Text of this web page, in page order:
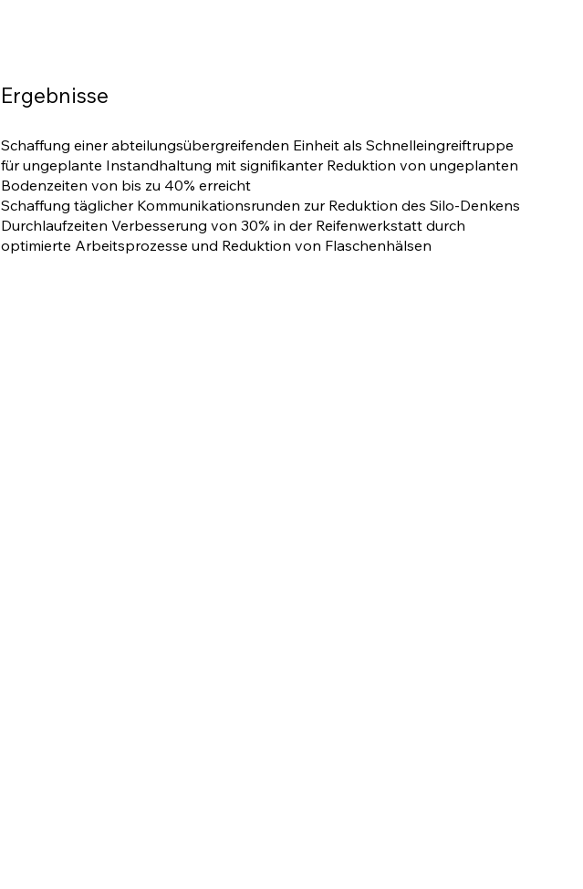
Schaffung einer abteilungsübergreifenden Einheit als Schnelleingreiftruppe
für ungeplante Instandhaltung mit signifikanter Reduktion von ungeplanten
Bodenzeiten von bis zu 40% erreicht
Schaffung täglicher Kommunikationsrunden zur Reduktion des Silo-Denkens
Durchlaufzeiten Verbesserung von 30% in der Reifenwerkstatt durch
optimierte Arbeitsprozesse und Reduktion von Flaschenhälsen
Ergebnisse